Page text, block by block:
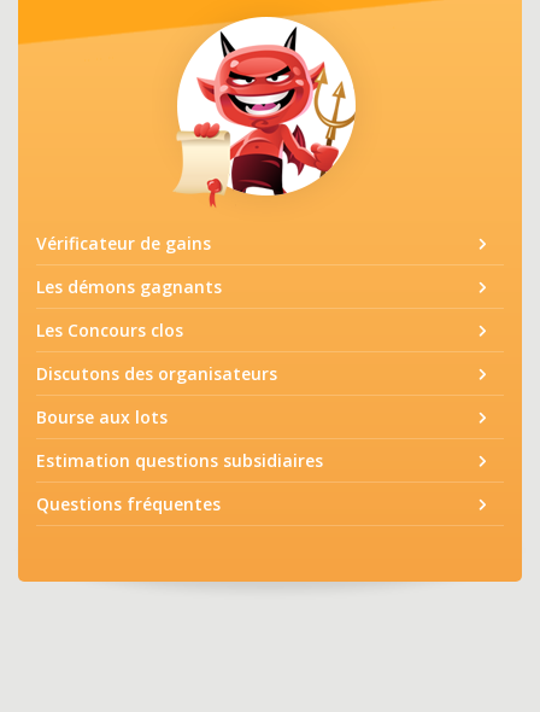
Vérificateur de gains
Les démons gagnants
Les Concours clos
Discutons des organisateurs
Bourse aux lots
Estimation questions subsidiaires
Questions fréquentes